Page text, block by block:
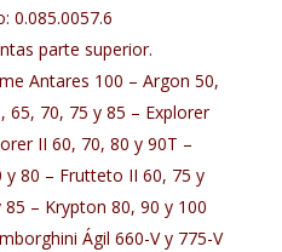
0.085.0057.6
parte superior.
Antares 100 – Argon 50,
65, 70, 75 y 85 – Explorer
II 60, 70, 80 y 90T –
y 80 – Frutteto II 60, 75 y
– Krypton 80, 90 y 100
Ágil 660-V y 775-V